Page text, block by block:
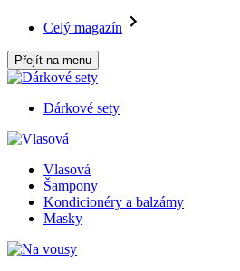
Celý magazín
Přejít na menu
Dárkové sety
Vlasová
Šampony
Kondicionéry a balzámy
Masky